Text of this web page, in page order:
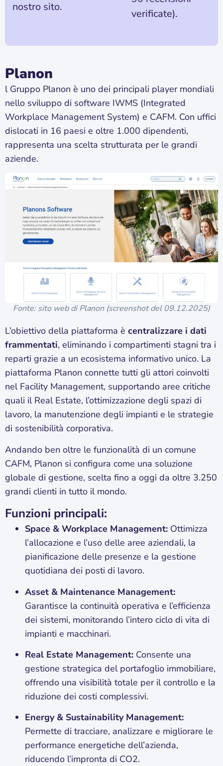
nostro sito.
verificate).
Planon
l Gruppo Planon è uno dei principali player mondiali
nello sviluppo di software IWMS (Integrated
Workplace Management System) e CAFM. Con uffici
dislocati in 16 paesi e oltre 1.000 dipendenti,
rappresenta una scelta strutturata per le grandi
aziende.
Fonte: sito web di Planon (screenshot del 09.12.2025)
L’obiettivo della piattaforma è centralizzare i dati
frammentati, eliminando i compartimenti stagni tra i
reparti grazie a un ecosistema informativo unico. La
piattaforma Planon connette tutti gli attori coinvolti
nel Facility Management, supportando aree critiche
quali il Real Estate, l’ottimizzazione degli spazi di
lavoro, la manutenzione degli impianti e le strategie
di sostenibilità corporativa.
Andando ben oltre le funzionalità di un comune
CAFM, Planon si configura come una soluzione
globale di gestione, scelta fino a oggi da oltre 3.250
grandi clienti in tutto il mondo.
Funzioni principali:
Space & Workplace Management: Ottimizza
l’allocazione e l’uso delle aree aziendali, la
pianificazione delle presenze e la gestione
quotidiana dei posti di lavoro.
Asset & Maintenance Management:
Garantisce la continuità operativa e l’efficienza
dei sistemi, monitorando l’intero ciclo di vita di
impianti e macchinari.
Real Estate Management: Consente una
gestione strategica del portafoglio immobiliare,
offrendo una visibilità totale per il controllo e la
riduzione dei costi complessivi.
Energy & Sustainability Management:
Permette di tracciare, analizzare e migliorare le
performance energetiche dell’azienda,
riducendo l’impronta di CO2.